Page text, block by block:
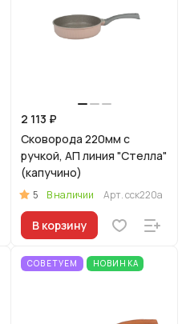
2 113 ₽
Сковорода 220мм с
ручкой, АП линия "Стелла"
(капучино)
5 В наличии Арт.сск220а
В корзину
СОВЕТУЕМ НОВИНКА